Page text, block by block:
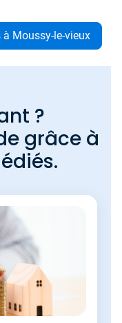
Moussy-le-vieux
?
grâce à